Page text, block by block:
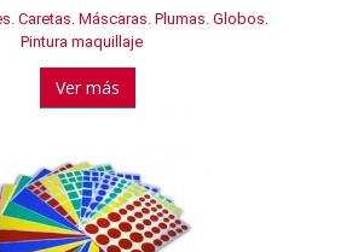
Caretas. Máscaras. Plumas. Globos.
Pintura maquillaje
Ver más